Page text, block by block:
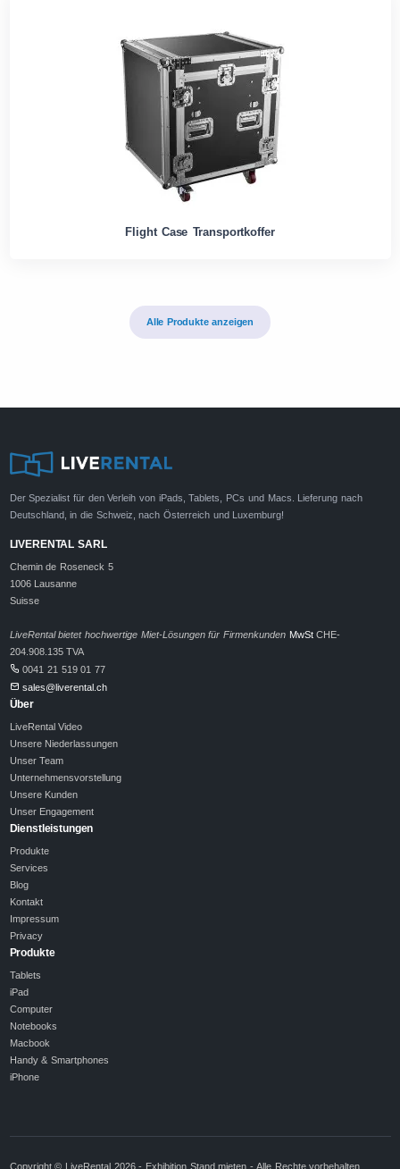
Flight Case Transportkoffer
Alle Produkte anzeigen
Der Spezialist für den Verleih von iPads, Tablets, PCs und Macs. Lieferung nach
Deutschland, in die Schweiz, nach Österreich und Luxemburg!
LIVERENTAL SARL
Chemin de Roseneck 5
1006 Lausanne
Suisse
LiveRental bietet hochwertige Miet-Lösungen für Firmenkunden MwStCHE-
204.908.135 TVA
0041 21 519 01 77
sales@liverental.ch
Über
LiveRental Video
Unsere Niederlassungen
Unser Team
Unternehmensvorstellung
Unsere Kunden
Unser Engagement
Dienstleistungen
Produkte
Services
Blog
Kontakt
Impressum
Privacy
Produkte
Tablets
iPad
Computer
Notebooks
Macbook
Handy & Smartphones
iPhone
Copyright © LiveRental 2026 - Exhibition Stand mieten - Alle Rechte vorbehalten